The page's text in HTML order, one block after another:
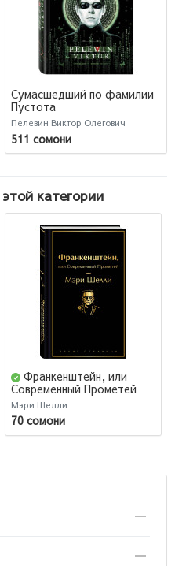
Сумасшедший по фамилии
Пустота
Пелевин Виктор Олегович
511 сомони
категории
Франкенштейн, или
Современный Прометей
Мэри Шелли
70 сомони